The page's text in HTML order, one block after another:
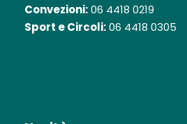
Convezioni:06 4418 0219
Sport e Circoli:06 4418 0305